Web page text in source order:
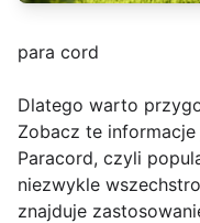
para cord
Dlatego warto
Zobacz te
Paracord, czyli
niezwykle
znajduje